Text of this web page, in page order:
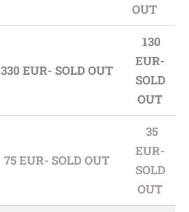
OUT
330 EUR- SOLD OUT
130
EUR-
SOLD
OUT
75 EUR- SOLD OUT
35
EUR-
SOLD
OUT